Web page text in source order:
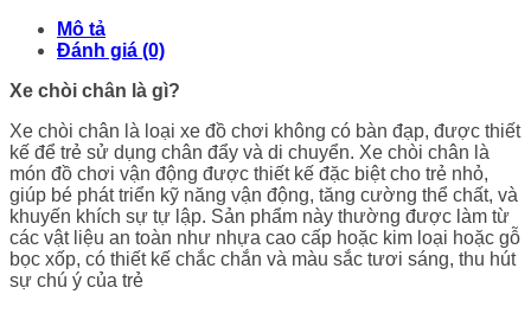
Mô tả
Đánh giá (0)
Xe chòi chân là gì?
Xe chòi chân là loại xe đồ chơi không có bàn đạp, được thiết
kế để trẻ sử dụng chân đẩy và di chuyển. Xe chòi chân là
món đồ chơi vận động được thiết kế đặc biệt cho trẻ nhỏ,
giúp bé phát triển kỹ năng vận động, tăng cường thể chất, và
khuyến khích sự tự lập. Sản phẩm này thường được làm từ
các vật liệu an toàn như nhựa cao cấp hoặc kim loại hoặc gỗ
bọc xốp, có thiết kế chắc chắn và màu sắc tươi sáng, thu hút
sự chú ý của trẻ